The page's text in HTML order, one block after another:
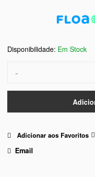
Em Stock
-
Adicionar aos Favoritos
Email